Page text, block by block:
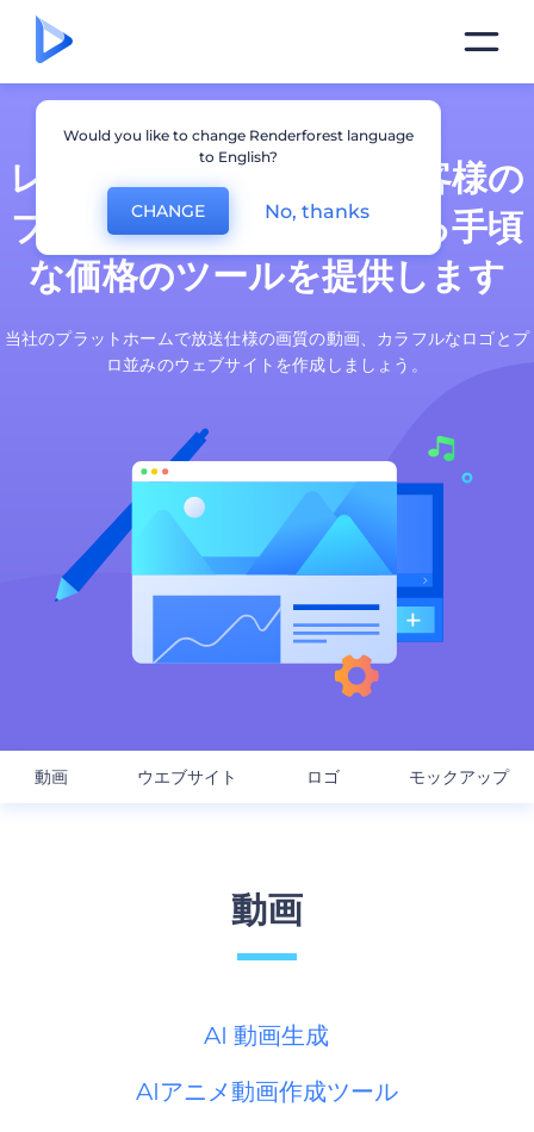
レンダーフォレストはお客様の
ブランドを創造して高める手頃
な価格のツールを提供します
当社のプラットホームで放送仕様の画質の動画、カラフルなロゴとプ
ロ並みのウェブサイトを作成しましょう。
動画 ウエブサイト ロゴ モックアップ
動画
AI 動画生成
AIアニメ動画作成ツール
Would you like to change Renderforest language
to English?
CHANGE No, thanks